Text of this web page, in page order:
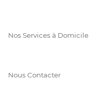
Nos Services à Domicile
Nous Contacter